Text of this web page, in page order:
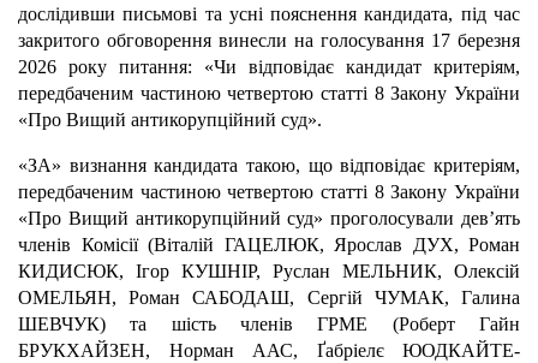
дослідивши письмові та усні пояснення кандидата, під час
закритого обговорення винесли на голосування 17 березня
2026 року питання: «Чи відповідає кандидат критеріям,
передбаченим частиною четвертою статті 8 Закону України
«Про Вищий антикорупційний суд».
«ЗА» визнання кандидата такою, що відповідає критеріям,
передбаченим частиною четвертою статті 8 Закону України
«Про Вищий антикорупційний суд» проголосували дев’ять
членів Комісії (Віталій ГАЦЕЛЮК, Ярослав ДУХ, Роман
КИДИСЮК, Ігор КУШНІР, Руслан МЕЛЬНИК, Олексій
ОМЕЛЬЯН, Роман САБОДАШ, Сергій ЧУМАК, Галина
ШЕВЧУК) та шість членів ГРМЕ (Роберт Гайн
БРУКХАЙЗЕН, Норман ААС, Ґабріелє ЮОДКАЙТЕ-